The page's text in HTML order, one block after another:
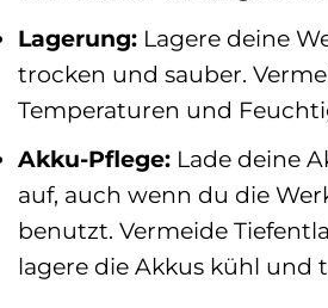
Lagerung: Lagere deine
trocken und sauber.
Temperaturen und
Akku-Pflege: Lade deine
auf, auch wenn du die
benutzt. Vermeide
lagere die Akkus kühl und